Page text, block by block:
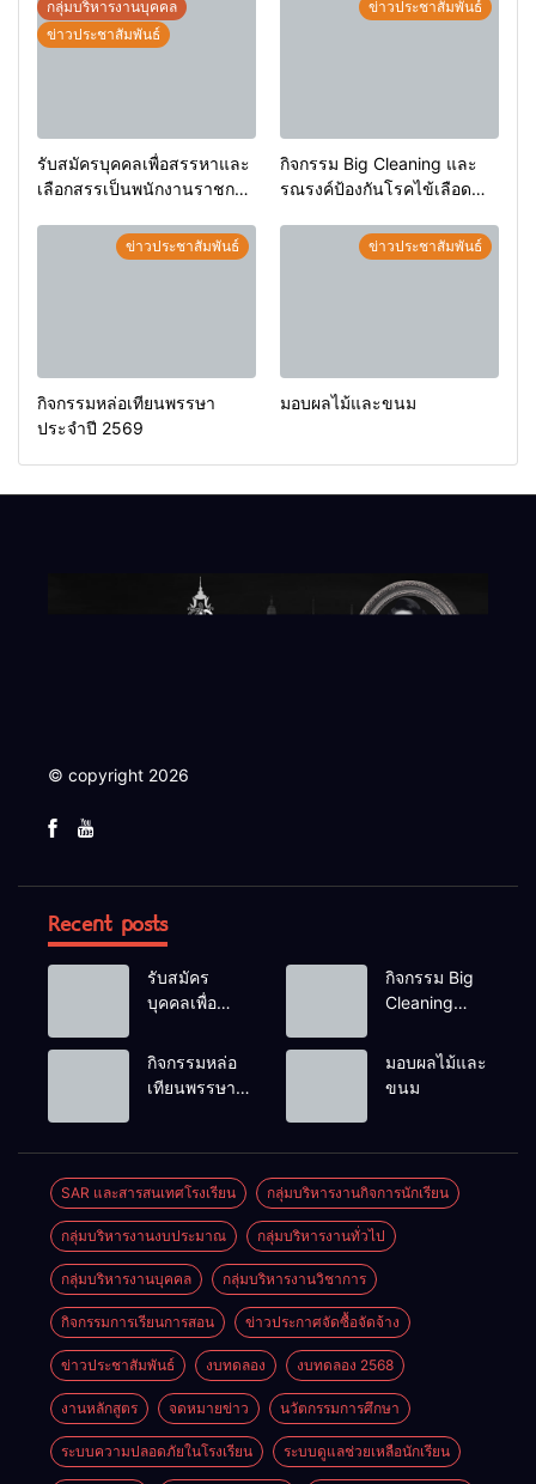
กลุ่มบริหารงานบุคคล
ข่าวประชาสัมพันธ์
รับสมัครบุคคลเพื่อสรรหาและ
เลือกสรรเป็นพนักงานราชการ
ข่าวประชาสัมพันธ์
กิจกรรม Big Cleaning และ
รณรงค์ป้องกันโรคไข้เลือด
ข่าวประชาสัมพันธ์
กิจกรรมหล่อเทียนพรรษา
ประจำปี 2569
ข่าวประชาสัมพันธ์
มอบผลไม้และขนม
© copyright 2026
Recent posts
รับสมัคร
บุคคลเพื่อ
เลือกสรรเป็น
พนักงาน
กิจกรรม Big
Cleaning
ป้องกันโรคไข้
กิจกรรมหล่อ
เทียนพรรษา
มอบผลไม้และ
ขนม
SAR และสารสนเทศโรงเรียน กลุ่มบริหารงานกิจการนักเรียน
กลุ่มบริหารงานงบประมาณ กลุ่มบริหารงานทั่วไป
กลุ่มบริหารงานบุคคล กลุ่มบริหารงานวิชาการ
กิจกรรมการเรียนการสอน ข่าวประกาศจัดซื้อจัดจ้าง
ข่าวประชาสัมพันธ์ งบทดลอง งบทดลอง 2568
งานหลักสูตร จดหมายข่าว นวัตกรรมการศึกษา
ระบบความปลอดภัยในโรงเรียน ระบบดูแลช่วยเหลือนักเรียน